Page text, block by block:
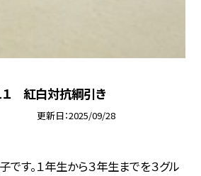
１ 紅白対抗綱引き
更新日 2025/09/28
す。１年生から３年生までを３グル